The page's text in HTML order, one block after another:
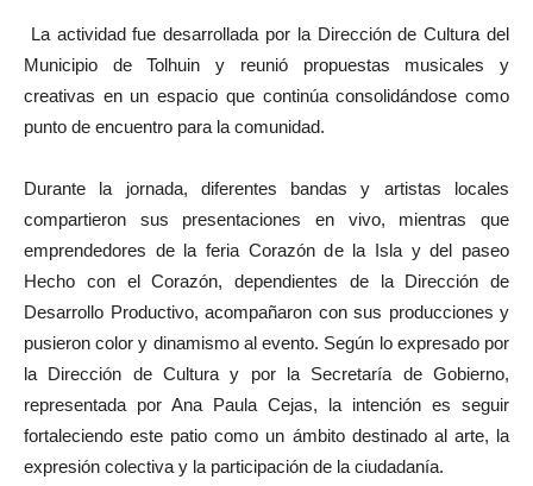
La actividad fue desarrollada por la Dirección de Cultura del
Municipio de Tolhuin y reunió propuestas musicales y
creativas en un espacio que continúa consolidándose como
punto de encuentro para la comunidad.
Durante la jornada, diferentes bandas y artistas locales
compartieron sus presentaciones en vivo, mientras que
emprendedores de la feria Corazón de la Isla y del paseo
Hecho con el Corazón, dependientes de la Dirección de
Desarrollo Productivo, acompañaron con sus producciones y
pusieron color y dinamismo al evento. Según lo expresado por
la Dirección de Cultura y por la Secretaría de Gobierno,
representada por Ana Paula Cejas, la intención es seguir
fortaleciendo este patio como un ámbito destinado al arte, la
expresión colectiva y la participación de la ciudadanía.